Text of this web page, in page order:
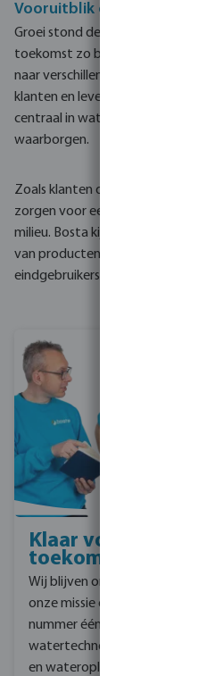
Vooruitblik op de toekomst
Groei stond de afgelopen 80 jaar
toekomst zo blijven. Groei in
naar verschillende markten, maar
klanten en leveranciers. Meer dan
centraal in wat wij doen om
waarborgen.
Zoals klanten de kern van ons
zorgen voor een duurzame
milieu. Bosta kijkt naar duurzame
van producten te verlengen en de
eindgebruikers te verlagen.
Klaar voor de
toekomst
Wij blijven ons richten op
onze missie om de
nummer één partner in
watertechnologie te zijn
en wateroplossingen